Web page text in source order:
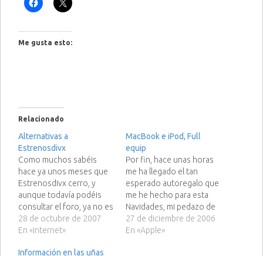
Me gusta esto:
Relacionado
Alternativas a
Estrenosdivx
Como muchos sabéis
hace ya unos meses que
Estrenosdivx cerro, y
aunque todavía podéis
consultar el foro, ya no es
lo mismo. Hace unos
meses comente una
descargaros vuestros
28 de octubre de 2007
En «Internet»
MacBook e iPod, Full
equip
Por fin, hace unas horas
me ha llegado el tan
esperado autoregalo que
me he hecho para esta
Navidades, mi pedazo de
MacBook de 13'3", Intel
core 2 Duo a 2.0Ghz, 2Gb
27 de diciembre de 2006
En «Apple»
Información en las uñas